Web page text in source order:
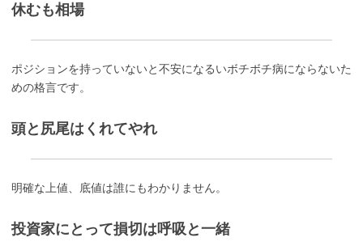
休むも相場
ポジションを持っていないと不安になるいボチボチ病にならないた
めの格言です。
頭と尻尾はくれてやれ
明確な上値、底値は誰にもわかりません。
投資家にとって損切は呼吸と一緒